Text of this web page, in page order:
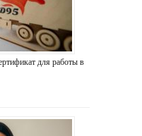
для работы в